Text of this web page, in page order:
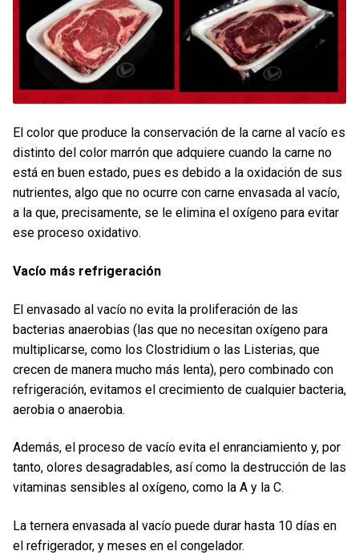
El color que produce la conservación de la carne al vacío es
distinto del color marrón que adquiere cuando la carne no
está en buen estado, pues es debido a la oxidación de sus
nutrientes, algo que no ocurre con carne envasada al vacío,
a la que, precisamente, se le elimina el oxígeno para evitar
ese proceso oxidativo.
Vacío más refrigeración
El envasado al vacío no evita la proliferación de las
bacterias anaerobias (las que no necesitan oxígeno para
multiplicarse, como los Clostridium o las Listerias, que
crecen de manera mucho más lenta), pero combinado con
refrigeración, evitamos el crecimiento de cualquier bacteria,
aerobia o anaerobia.
Además, el proceso de vacío evita el enranciamiento y, por
tanto, olores desagradables, así como la destrucción de las
vitaminas sensibles al oxígeno, como la A y la C.
La ternera envasada al vacío puede durar hasta 10 días en
el refrigerador, y meses en el congelador.